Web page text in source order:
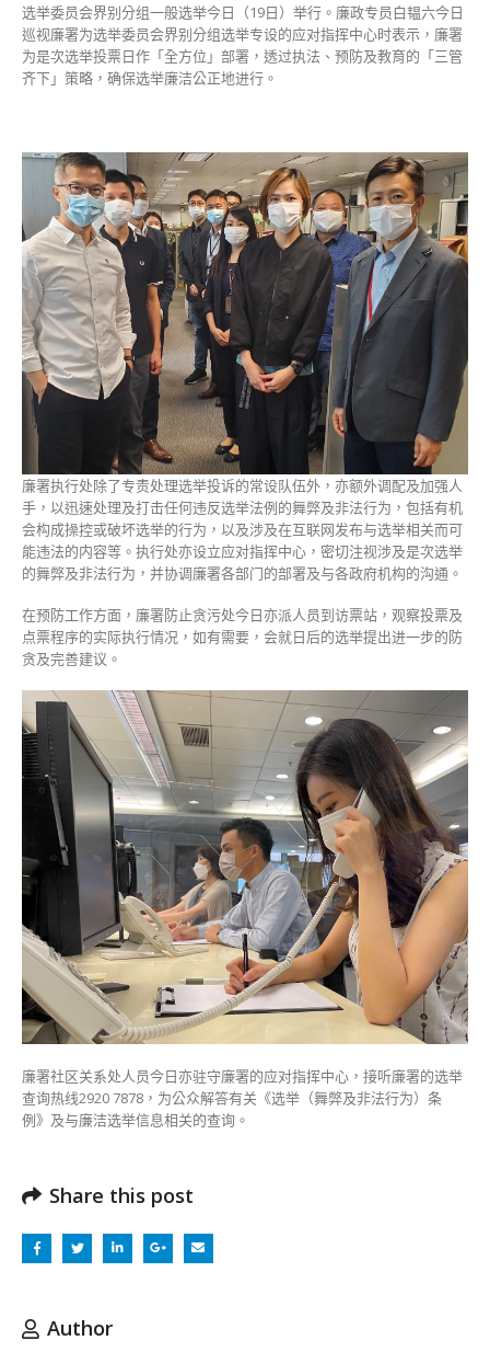
选
举
公
正〉
选举委员会界别分组一般选举今日（19日）举行。廉政专员白韫六今日
巡视廉署为选举委员会界别分组选举专设的应对指挥中心时表示，廉署
为是次选举投票日作「全方位」部署，透过执法、预防及教育的「三管
齐下」策略，确保选举廉洁公正地进行。
廉署执行处除了专责处理选举投诉的常设队伍外，亦额外调配及加强人
手，以迅速处理及打击任何违反选举法例的舞弊及非法行为，包括有机
会构成操控或破坏选举的行为，以及涉及在互联网发布与选举相关而可
能违法的内容等。执行处亦设立应对指挥中心，密切注视涉及是次选举
的舞弊及非法行为，并协调廉署各部门的部署及与各政府机构的沟通。
在预防工作方面，廉署防止贪污处今日亦派人员到访票站，观察投票及
点票程序的实际执行情况，如有需要，会就日后的选举提出进一步的防
贪及完善建议。
廉署社区关系处人员今日亦驻守廉署的应对指挥中心，接听廉署的选举
查询热线2920 7878，为公众解答有关《选举（舞弊及非法行为）条
例》及与廉洁选举信息相关的查询。
Share this post
Author